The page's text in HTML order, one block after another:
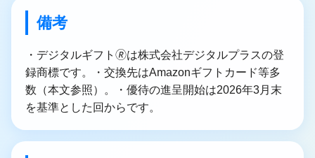
備考
・デジタルギフト🄬は株式会社デジタルプラスの登
録商標です。・交換先はAmazonギフトカード等多
数（本文参照）。・優待の進呈開始は2026年3月末
を基準とした回からです。